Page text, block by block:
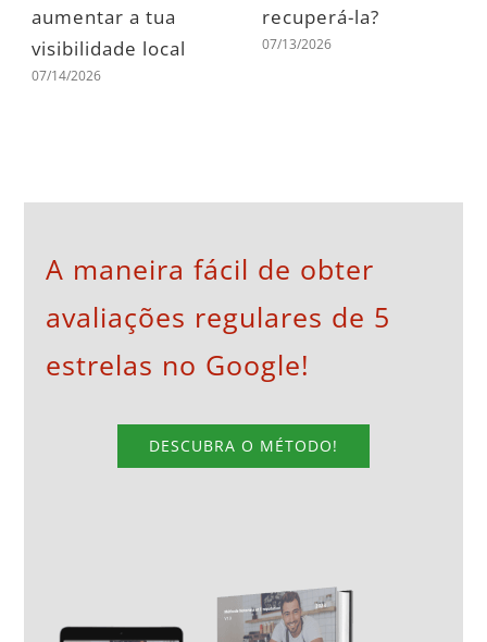
aumentar a tua
visibilidade local
07/14/2026
recuperá-la?
07/13/2026
A maneira fácil de obter
avaliações regulares de 5
estrelas no Google!
DESCUBRA O MÉTODO!